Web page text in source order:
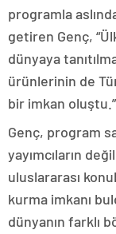
programla
getiren Genç,
dünyaya
ürünlerinin de
bir imkan
Genç, program
yayımcıların
uluslararası
kurma imkanı
dünyanın farklı